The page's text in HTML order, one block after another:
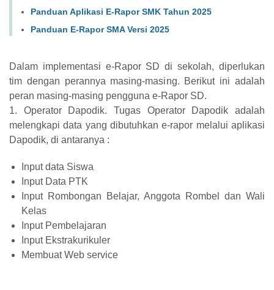
Panduan Aplikasi E-Rapor SMK Tahun 2025
Panduan E-Rapor SMA Versi 2025
Dalam implementasi e-Rapor SD di sekolah, diperlukan
tim dengan perannya masing-masing. Berikut ini adalah
peran masing-masing pengguna e-Rapor SD.
1. Operator Dapodik. Tugas Operator Dapodik adalah
melengkapi data yang dibutuhkan e-rapor melalui aplikasi
Dapodik, di antaranya :
Input data Siswa
Input Data PTK
Input Rombongan Belajar, Anggota Rombel dan Wali
Kelas
Input Pembelajaran
Input Ekstrakurikuler
Membuat Web service